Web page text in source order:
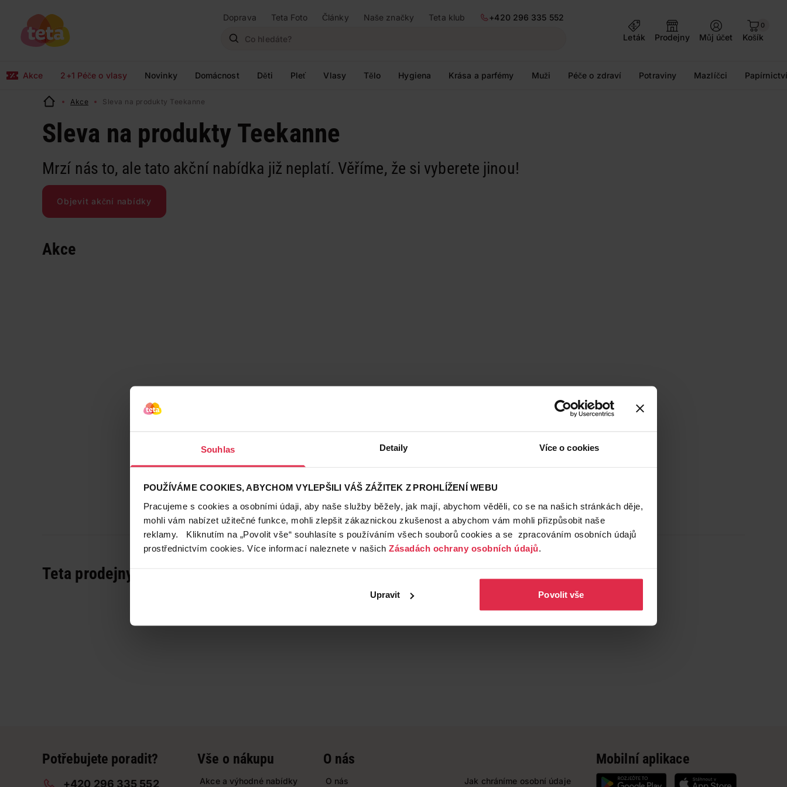
Souhlas Detaily Více o cookies
POUŽÍVÁME COOKIES, ABYCHOM VYLEPŠILI VÁŠ ZÁŽITEK Z PROHLÍŽENÍ WEBU
Pracujeme s cookies a osobními údaji, aby naše služby běžely, jak mají, abychom věděli, co se na našich stránkách děje,
mohli vám nabízet užitečné funkce, mohli zlepšit zákaznickou zkušenost a abychom vám mohli přizpůsobit naše
reklamy. Kliknutím na „Povolit vše“ souhlasíte s používáním všech souborů cookies a se zpracováním osobních údajů
prostřednictvím cookies. Více informací naleznete v našich Zásadách ochrany osobních údajů.
Upravit Povolit vše
Doprava Teta Foto Články Naše značky Teta klub
+420 296 335 552
Leták
Prodejny Můj účet
0
Košík
Akce 2+1 Péče o vlasy Novinky Domácnost Děti Pleť Vlasy Tělo Hygiena Krása a parfémy Muži Péče o zdraví Potraviny Mazlíčci
Akce Sleva na produkty Teekanne
Sleva na produkty Teekanne
Mrzí nás to, ale tato akční nabídka již neplatí. Věříme, že si vyberete jinou!
Objevit akční nabídky
Akce
Teta prodejny a služby
Potřebujete poradit?
+420 296 335 552
Vše o nákupu
Akce a výhodné nabídky
O nás
O nás Jak chráníme osobní údaje
Mobilní aplikace